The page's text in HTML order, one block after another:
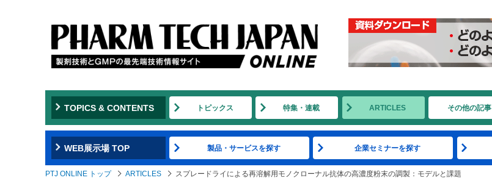
TOPICS & CONTENTS トピックス 特集・連載 ARTICLES その他の記事
WEB展示場 TOP 製品・サービスを探す 企業セミナーを探す
PTJ ONLINE トップ ARTICLES スプレードライによる再溶解用モノクローナル抗体の高濃度粉末の調製：モデルと課題